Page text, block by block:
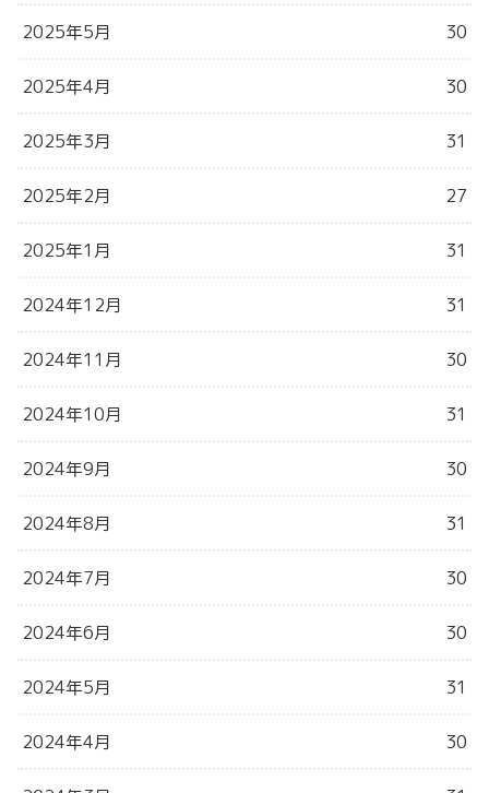
2025年5月 30
2025年4月 30
2025年3月 31
2025年2月 27
2025年1月 31
2024年12月 31
2024年11月 30
2024年10月 31
2024年9月 30
2024年8月 31
2024年7月 30
2024年6月 30
2024年5月 31
2024年4月 30